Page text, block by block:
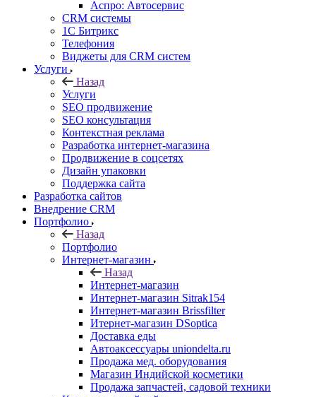
Аспро: Автосервис
CRM системы
1С Битрикс
Телефония
Виджеты для CRM cистем
Услуги
Назад
Услуги
SEO продвижение
SEO консультация
Контекстная реклама
Разработка интернет-магазина
Продвижение в соцсетях
Дизайн упаковки
Поддержка сайта
Разработка сайтов
Внедрение CRM
Портфолио
Назад
Портфолио
Интернет-магазин
Назад
Интернет-магазин
Интернет-магазин Sitrak154
Интернет-магазин Brissfilter
Итернет-магазин DSoptica
Доставка еды
Автоаксессуары uniondelta.ru
Продажа мед. оборудования
Магазин Индийской косметики
Продажа запчастей, садовой техники